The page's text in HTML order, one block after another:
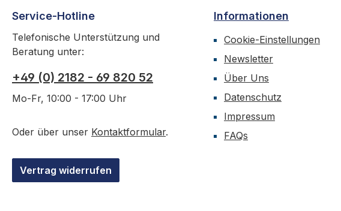
Service-Hotline
Telefonische Unterstützung und
Beratung unter:
+49 (0) 2182 - 69 820 52
Mo-Fr, 10:00 - 17:00 Uhr
Oder über unser Kontaktformular.
Vertrag widerrufen
Informationen
Cookie-Einstellungen
Newsletter
Über Uns
Datenschutz
Impressum
FAQs